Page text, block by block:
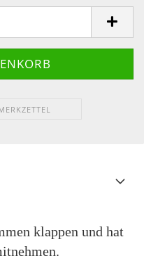
klappen und hat